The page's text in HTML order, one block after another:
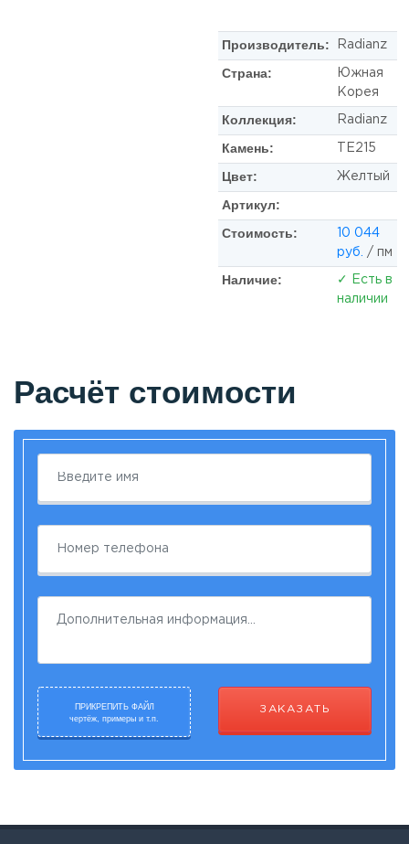
Производитель: Radianz
Страна:
Южная
Корея
Коллекция: Radianz
Камень: TE215
Цвет: Желтый
Артикул:
Стоимость:
10 044
руб.
/ пм
Наличие:
✓ Есть в
наличии
Расчёт стоимости
ПРИКРЕПИТЬ ФАЙЛ
чертёж, примеры и т.п.
ЗАКАЗАТЬ